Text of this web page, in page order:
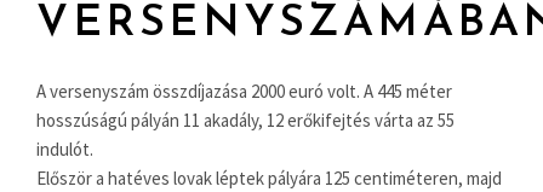
A versenyszám összdíjazása 2000 euró volt. A 445 méter
hosszúságú pályán 11 akadály, 12 erőkifejtés várta az 55
indulót.
Először a hatéves lovak léptek pályára 125 centiméteren, majd